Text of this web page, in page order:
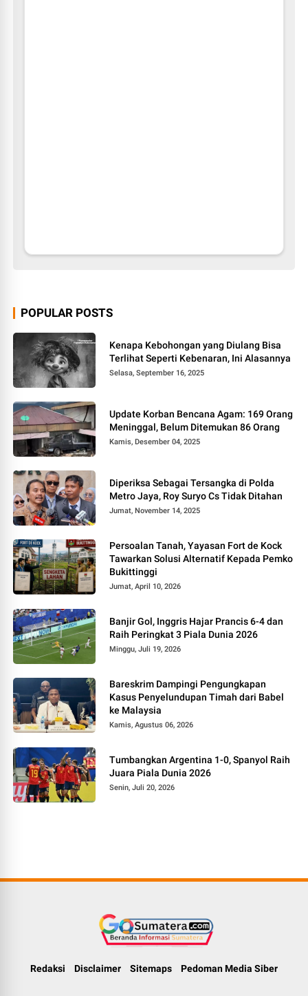
POPULAR POSTS
Kenapa Kebohongan yang Diulang Bisa
Terlihat Seperti Kebenaran, Ini Alasannya
Selasa, September 16, 2025
Update Korban Bencana Agam: 169 Orang
Meninggal, Belum Ditemukan 86 Orang
Kamis, Desember 04, 2025
Diperiksa Sebagai Tersangka di Polda
Metro Jaya, Roy Suryo Cs Tidak Ditahan
Jumat, November 14, 2025
Persoalan Tanah, Yayasan Fort de Kock
Tawarkan Solusi Alternatif Kepada Pemko
Bukittinggi
Jumat, April 10, 2026
Banjir Gol, Inggris Hajar Prancis 6-4 dan
Raih Peringkat 3 Piala Dunia 2026
Minggu, Juli 19, 2026
Bareskrim Dampingi Pengungkapan
Kasus Penyelundupan Timah dari Babel
ke Malaysia
Kamis, Agustus 06, 2026
Tumbangkan Argentina 1-0, Spanyol Raih
Juara Piala Dunia 2026
Senin, Juli 20, 2026
Redaksi Disclaimer Sitemaps Pedoman Media Siber